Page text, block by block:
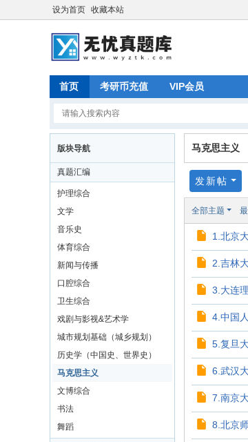
设为首页 收藏本站
首页 考研币充值 VIP会员
版块导航
真题汇编
护理综合
文学
音乐史
体育综合
新闻与传播
口腔综合
卫生综合
戏剧与影视&艺术学
城市规划基础（城乡规划）
历史学（中国史、世界史）
马克思主义
文博综合
书法
舞蹈
马克思主义
发新帖
全部主题
1.北京
2.吉林
3.大连
4.中国
5.复旦
6.武汉
7.南京
8.北京